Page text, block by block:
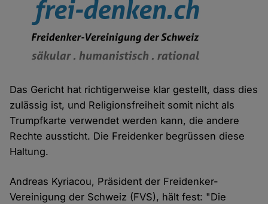
Das Gericht hat richtigerweise klar gestellt, dass dies
zulässig ist, und Religionsfreiheit somit nicht als
Trumpfkarte verwendet werden kann, die andere
Rechte aussticht. Die Freidenker begrüssen diese
Haltung.
Andreas Kyriacou, Präsident der Freidenker-
Vereinigung der Schweiz (FVS), hält fest: "Die